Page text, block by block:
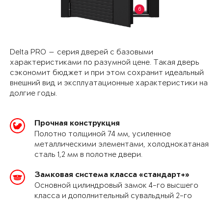
6
Delta PRO — серия дверей с базовыми
характеристиками по разумной цене. Такая дверь
сэкономит бюджет и при этом сохранит идеальный
внешний вид и эксплуатационные характеристики на
долгие годы.
Прочная конструкция
Полотно толщиной 74 мм, усиленное
металлическими элементами, холоднокатаная
сталь 1,2 мм в полотне двери.
Замковая система класса «стандарт+»
Основной цилиндровый замок 4-го высшего
класса и дополнительный сувальдный 2-го